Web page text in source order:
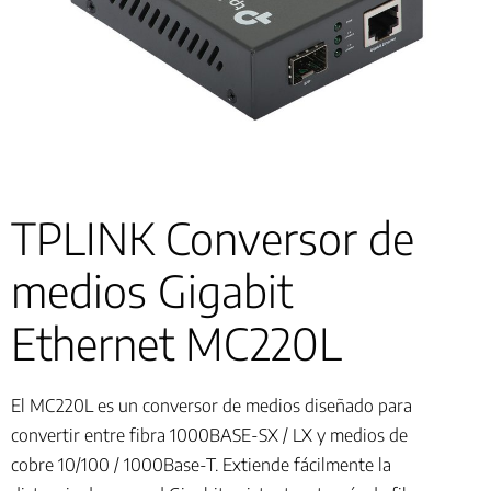
TPLINK Conversor de
medios Gigabit
Ethernet MC220L
El MC220L es un conversor de medios diseñado para
convertir entre fibra 1000BASE-SX / LX y medios de
cobre 10/100 / 1000Base-T. Extiende fácilmente la